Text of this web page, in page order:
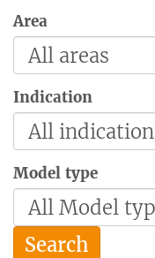
Area
Indication
Model type
Search